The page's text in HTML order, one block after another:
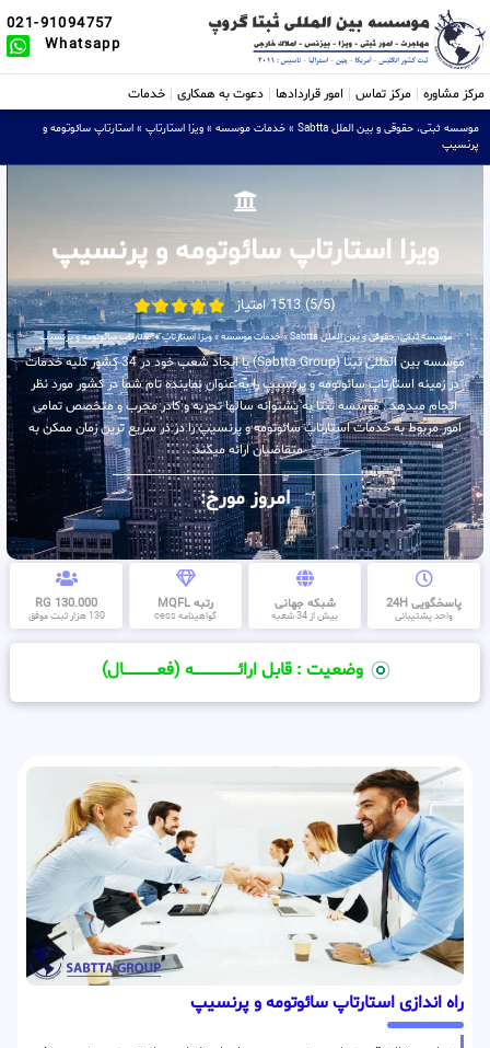
021-91094757
Whatsapp
مرکز مشاوره مرکز تماس امور قراردادها دعوت به همکاری خدمات
موسسه ثبتی، حقوقی و بین الملل Sabtta » خدمات موسسه » ویزا استارتاپ » استارتاپ سائوتومه و
پرنسیپ
ویزا استارتاپ سائوتومه و پرنسیپ
(5/5) 1513 امتیاز
موسسه ثبتی، حقوقی و بین الملل Sabtta »خدمات موسسه»ویزا استارتاپ»استارتاپ سائوتومه و پرنسیپ
موسسه بین المللی ثبتا (Sabtta Group) با ایجاد شعب خود در 34 کشور کلیه خدمات
در زمینه استارتاپ سائوتومه و پرنسیپ را به عنوان نماینده تام شما در کشور مورد نظر
انجام میدهد . موسسه ثبتا به پشتوانه سالها تجربه و کادر مجرب و متخصص تمامی
امور مربوط به خدمات استارتاپ سائوتومه و پرنسیپ را در در سریع ترین زمان ممکن به
متقاضیان ارائه میکند .
امروز مورخ:
پاسخگویی 24H
واحد پشتیبانی
شبکه جهانی
بیش از 34 شعبه
رتبه MQFL
گواهینامه cess
130.000 RG
130 هزار ثبت موفق
وضعیت : قابل ارائــــــــــــــــــــه (فعـــــــــــــــال)
راه اندازی استارتاپ سائوتومه و پرنسیپ